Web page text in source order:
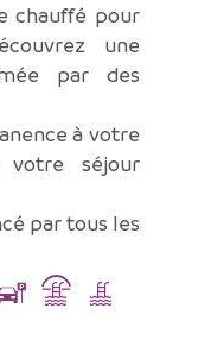
chauffé pour
une
par des
à votre
votre séjour
par tous les